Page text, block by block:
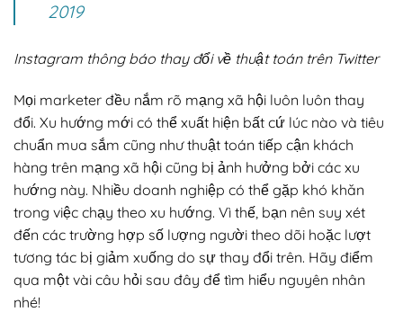
2019
Instagram thông báo thay đổi về thuật toán trên Twitter
Mọi marketer đều nắm rõ mạng xã hội luôn luôn thay
đổi. Xu hướng mới có thể xuất hiện bất cứ lúc nào và tiêu
chuẩn mua sắm cũng như thuật toán tiếp cận khách
hàng trên mạng xã hội cũng bị ảnh hưởng bởi các xu
hướng này. Nhiều doanh nghiệp có thể gặp khó khăn
trong việc chạy theo xu hướng. Vì thế, bạn nên suy xét
đến các trường hợp số lượng người theo dõi hoặc lượt
tương tác bị giảm xuống do sự thay đổi trên. Hãy điểm
qua một vài câu hỏi sau đây để tìm hiểu nguyên nhân
nhé!